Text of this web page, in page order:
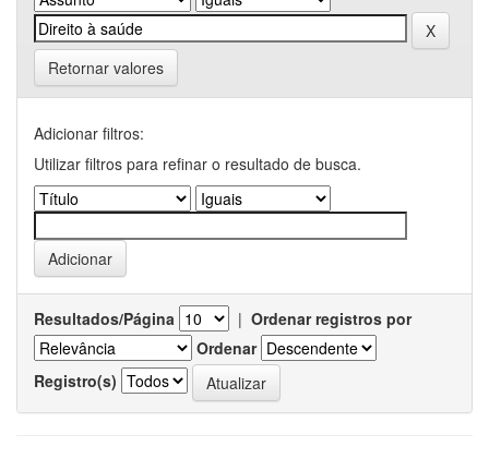
Retornar valores
Adicionar filtros:
Utilizar filtros para refinar o resultado de busca.
Resultados/Página | Ordenar registros por
Ordenar
Registro(s)